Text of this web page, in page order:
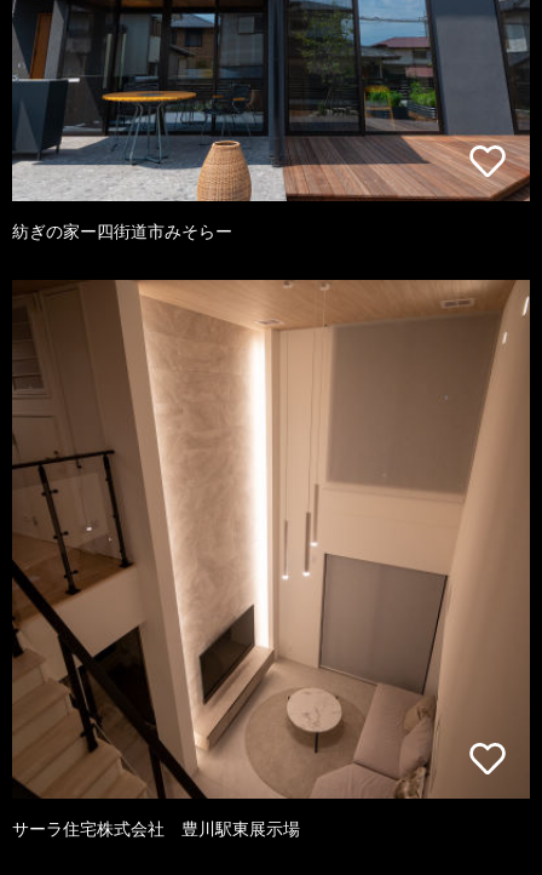
紡ぎの家ー四街道市みそらー
サーラ住宅株式会社 豊川駅東展示場